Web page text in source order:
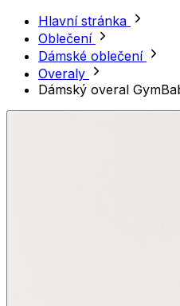
Hlavní stránka
Oblečení
Dámské oblečení
Overaly
Dámský overal